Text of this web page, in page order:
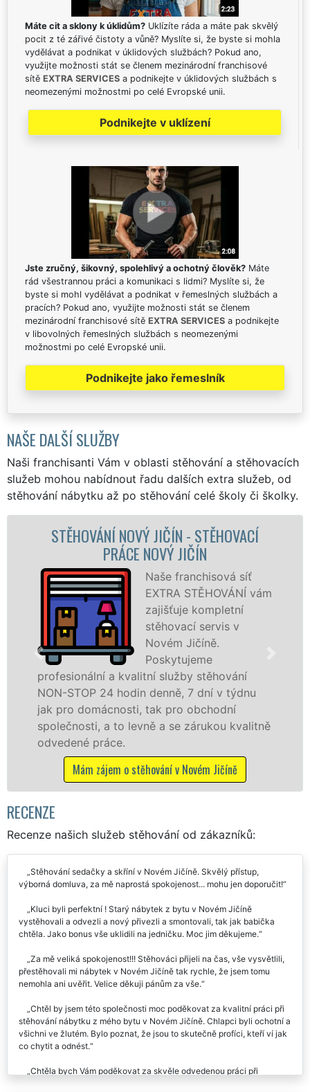
Máte cit a sklony k úklidům? Uklízíte ráda a máte pak skvělý
pocit z té zářivé čistoty a vůně? Myslíte si, že byste si mohla
vydělávat a podnikat v úklidových službách? Pokud ano,
využijte možnosti stát se členem mezinárodní franchisové
sítě EXTRA SERVICES a podnikejte v úklidových službách s
neomezenými možnostmi po celé Evropské unii.
Podnikejte v uklízení
Jste zručný, šikovný, spolehlivý a ochotný člověk? Máte
rád všestrannou práci a komunikaci s lidmi? Myslíte si, že
byste si mohl vydělávat a podnikat v řemeslných službách a
pracích? Pokud ano, využijte možnosti stát se členem
mezinárodní franchisové sítě EXTRA SERVICES a podnikejte
v libovolných řemeslných službách s neomezenými
možnostmi po celé Evropské unii.
Podnikejte jako řemeslník
NAŠE DALŠÍ SLUŽBY
Naši franchisanti Vám v oblasti stěhování a stěhovacích
služeb mohou nabídnout řadu dalších extra služeb, od
stěhování nábytku až po stěhování celé školy či školky.
NOVÝ JIČÍN - STĚHOVACÍ
Naše franchisová síť
EXTRA STĚHOVÁNÍ vám
zajišťuje kompletní
stěhovací servis v
Novém Jičíně.
Poskytujeme
kvalitní služby stěhování
hodin denně, 7 dní v týdnu
tak pro obchodní
to levně a se zárukou kvalitně
o stěhování v Novém Jičíně
služby
celém okresu
franchisové sítě
Nabízíme
RECENZE
Recenze našich služeb stěhování od zákazníků:
Stěhování sedačky a skříní v Novém Jičíně. Skvělý přístup,
výborná domluva, za mě naprostá spokojenost... mohu jen doporučit!
Kluci byli perfektní ! Starý nábytek z bytu v Novém Jičíně
vystěhovali a odvezli a nový přivezli a smontovali, tak jak babička
chtěla. Jako bonus vše uklidili na jedničku. Moc jim děkujeme.
Za mě veliká spokojenost!!! Stěhováci přijeli na čas, vše vysvětlili,
přestěhovali mi nábytek v Novém Jičíně tak rychle, že jsem tomu
nemohla ani uvěřit. Velice děkuji pánům za vše.
Chtěl by jsem této společnosti moc poděkovat za kvalitní práci při
stěhování nábytku z mého bytu v Novém Jičíně. Chlapci byli ochotní a
všichni ve žlutém. Bylo poznat, že jsou to skutečně profíci, kteří ví jak
co chytit a odnést.
Chtěla bych Vám poděkovat za skvěle odvedenou práci při